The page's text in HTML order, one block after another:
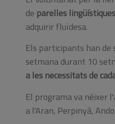
de parelles lingüístiques
adquirir fluïdesa.
Els participants han
setmana durant 10
a les necessitats de
El programa va néixer
a l'Aran, Perpinyà,